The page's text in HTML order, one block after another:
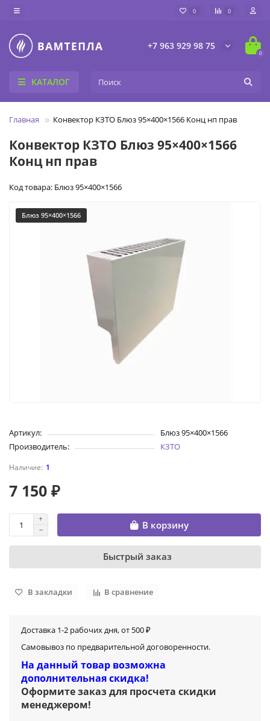
0 0
+7 963 929 98 75
0
КАТАЛОГ
Главная Конвектор КЗТО Блюз 95×400×1566 Конц нп прав
Конвектор КЗТО Блюз 95×400×1566
Конц нп прав
Код товара: Блюз 95×400×1566
Блюз 95×400×1566
Артикул:
Блюз 95×400×1566
Производитель:
КЗТО
1
7 150 ₽
В корзину
Быстрый заказ
В закладки В сравнение
Доставка 1-2 рабочих дня, от 500 ₽
Самовывоз по предварительной договоренности.
На данный товар возможна
дополнительная скидка!
Оформите заказ для просчета скидки
менеджером!